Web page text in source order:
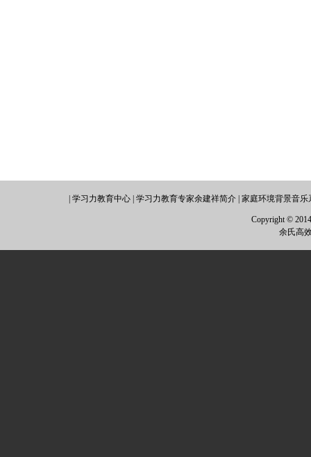
学习力教育中心 学习力教育专家余建祥简介 家庭环境背景音乐
Copyright ©
余氏高